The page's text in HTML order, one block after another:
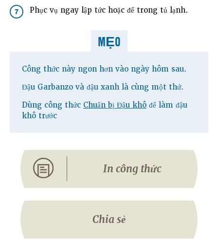
7 Phục vụ ngay lập tức hoặc để trong tủ lạnh.
MẸO
Công thức này ngon hơn vào ngày hôm sau.
Đậu Garbanzo và đậu xanh là cùng một thứ.
Dùng công thức Chuẩn bị Đậu khô để làm đậu
khô trước
In công thức
Chia sẻ